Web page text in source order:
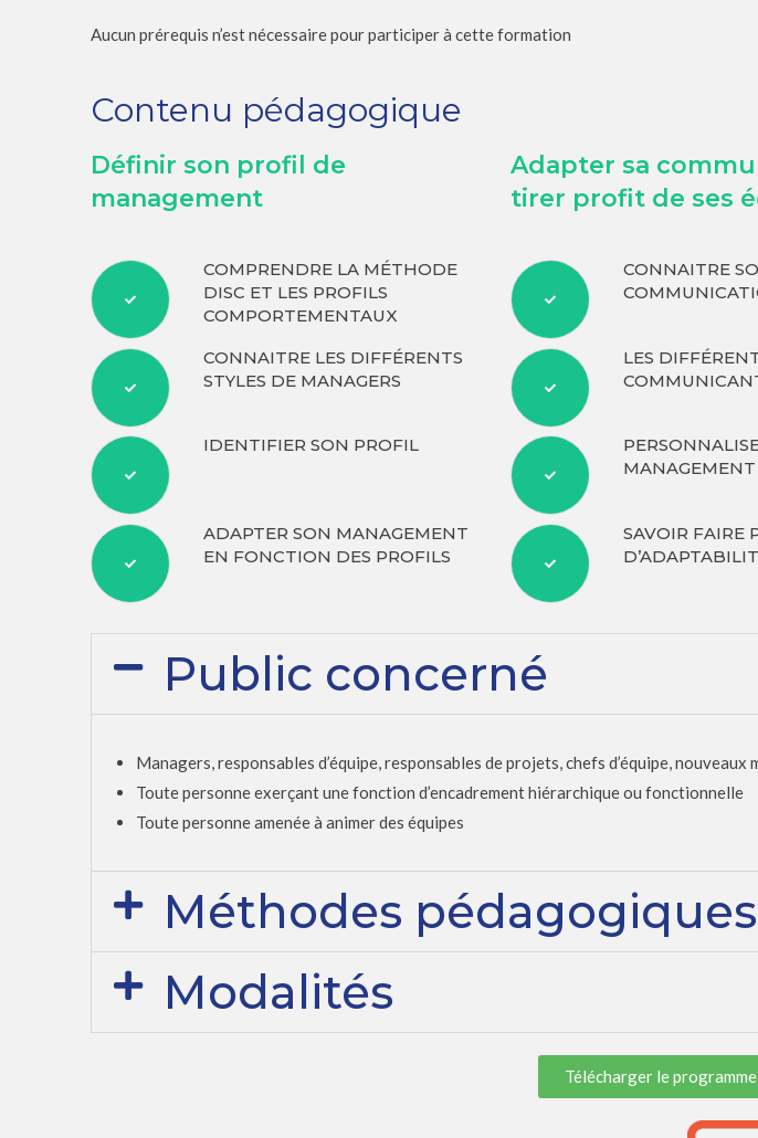
Aucun prérequis n’est nécessaire pour participer à cette formation
Contenu pédagogique
Définir son profil de
management
COMPRENDRE LA MÉTHODE
DISC ET LES PROFILS
COMPORTEMENTAUX
CONNAITRE LES DIFFÉRENTS
STYLES DE MANAGERS
IDENTIFIER SON PROFIL
ADAPTER SON MANAGEMENT
EN FONCTION DES PROFILS
Adapter sa
tirer profit de ses
CONNAITRE
LES
MANAGEMENT
SAVOIR FAIRE
Public concerné
Managers, responsables d’équipe, responsables de projets, chefs d’équipe, nouveaux
Toute personne exerçant une fonction d’encadrement hiérarchique ou fonctionnelle
Toute personne amenée à animer des équipes
Méthodes pédagogiques
Modalités
Télécharger le